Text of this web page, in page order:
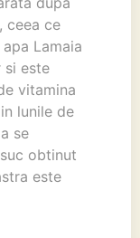
ceea ce
Lamaia
este
vitamina
lunile de
se
obtinut
este